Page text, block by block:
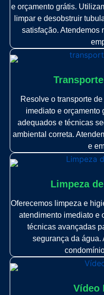
e orçamento grátis.
limpar e desobstruir
satisfação. Atendemos
Resolve o transporte
imediato e orçamento
adequados e técnicas
ambiental correta.
e
Limpeza
Oferecemos limpeza e
atendimento imediato e
técnicas avançadas
segurança da água.
Vídeo